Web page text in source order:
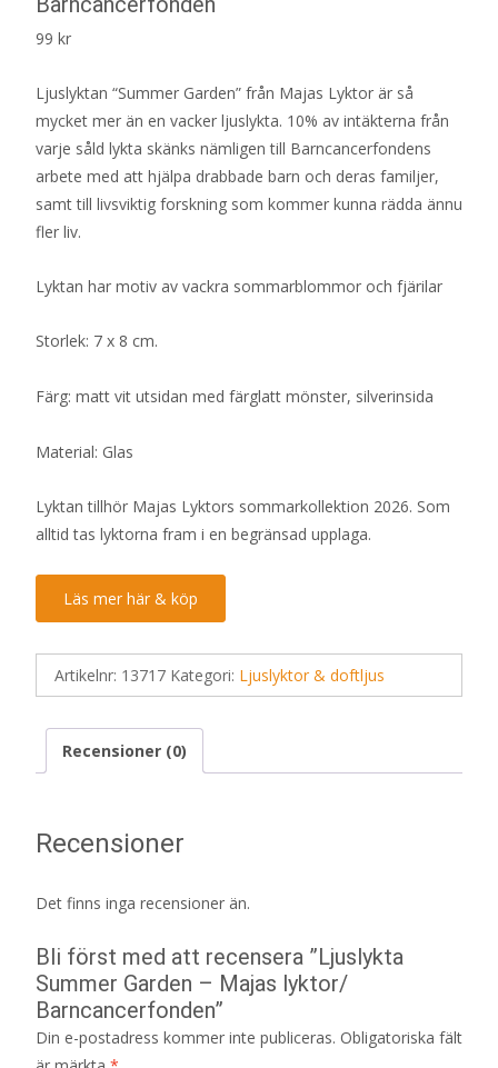
99 kr
Ljuslyktan “Summer Garden” från Majas Lyktor är så
mycket mer än en vacker ljuslykta. 10% av intäkterna från
varje såld lykta skänks nämligen till Barncancerfondens
arbete med att hjälpa drabbade barn och deras familjer,
samt till livsviktig forskning som kommer kunna rädda ännu
fler liv.
Lyktan har motiv av vackra sommarblommor och fjärilar
Storlek: 7 x 8 cm.
Färg: matt vit utsidan med färglatt mönster, silverinsida
Material: Glas
Lyktan tillhör Majas Lyktors sommarkollektion 2026. Som
alltid tas lyktorna fram i en begränsad upplaga.
Läs mer här & köp
Artikelnr: 13717 Kategori: Ljuslyktor & doftljus
Recensioner (0)
Recensioner
Det finns inga recensioner än.
Bli först med att recensera ”Ljuslykta
Summer Garden – Majas lyktor/
Barncancerfonden”
Din e-postadress kommer inte publiceras. Obligatoriska fält